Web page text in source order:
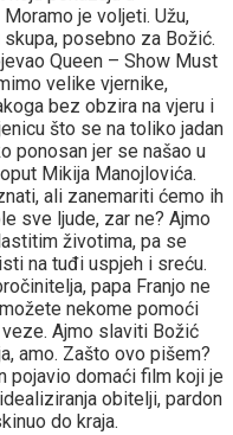
je voljeti. Užu,
posebno za Božić.
Queen – Show Must
velike vjernike,
bez obzira na vjeru i
što se na toliko jadan
ponosan jer se našao u
Mikija Manojlovića.
ali zanemariti ćemo ih
sve ljude, zar ne? Ajmo
životima, pa se
na tuđi uspjeh i sreću.
papa Franjo ne
nekome pomoći
Ajmo slaviti Božić
amo. Zašto ovo pišem?
pojavio domaći film koji je
obitelji, pardon
do kraja.